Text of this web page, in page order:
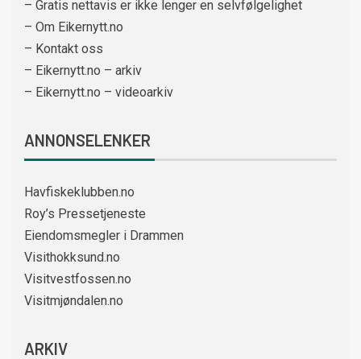
– Gratis nettavis er ikke lenger en selvfølgelighet
– Om Eikernytt.no
– Kontakt oss
– Eikernytt.no – arkiv
– Eikernytt.no – videoarkiv
ANNONSELENKER
Havfiskeklubben.no
Roy’s Pressetjeneste
Eiendomsmegler i Drammen
Visithokksund.no
Visitvestfossen.no
Visitmjøndalen.no
ARKIV